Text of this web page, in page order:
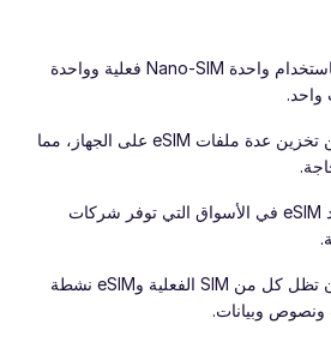
وظيفة Dual SIM: تسمح باستخدام واحدة Nano-SIM فعلية وواحدة
ملفات eSIM متعددة: يمكن تخزين عدة ملفات eSIM على الجهاز، مما
التفعيل الدولي: يخدم إعداد eSIM في الأسواق التي توفر شركات
دعم الخط النشط: يمكن أن تظل كل من SIM الفعلية وeSIM نشطة
وبيانات.